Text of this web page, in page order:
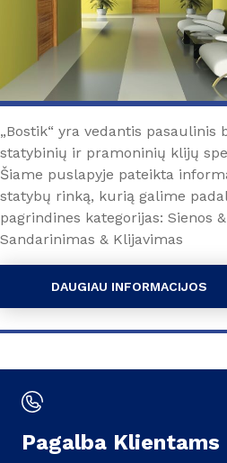
„Bostik“ yra vedantis pasaulinis
statybinių ir pramoninių klijų
Šiame puslapyje pateikta
statybų rinką, kurią galime
pagrindines kategorijas: Sienos
Sandarinimas & Klijavimas
DAUGIAU INFORMACIJOS
Pagalba Klientams